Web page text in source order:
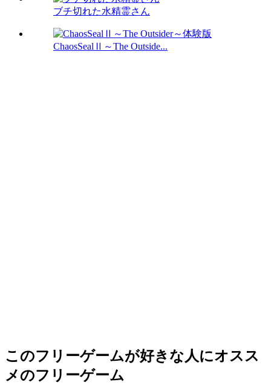
ブチ切れた水精霊さん
ChaosSealⅡ～The Outside...
このフリーゲームが好きな人にオスス
メのフリーゲーム